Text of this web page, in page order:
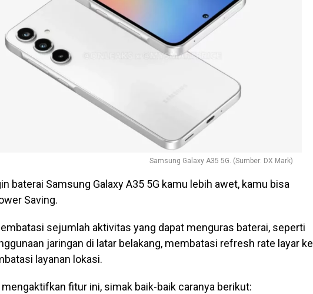
Samsung Galaxy A35 5G. (Sumber: DX Mark)
baterai Samsung Galaxy A35 5G kamu lebih awet, kamu bisa
Saving.
sejumlah aktivitas yang dapat menguras baterai, seperti
jaringan di latar belakang, membatasi refresh rate layar ke
layanan lokasi.
fitur ini, simak baik-baik caranya berikut: